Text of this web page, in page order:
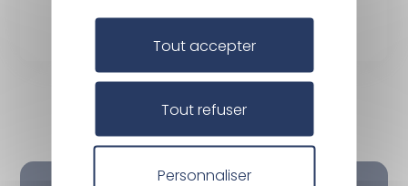
Tout accepter
Tout refuser
Personnaliser
01 juillet 2025 | PDF